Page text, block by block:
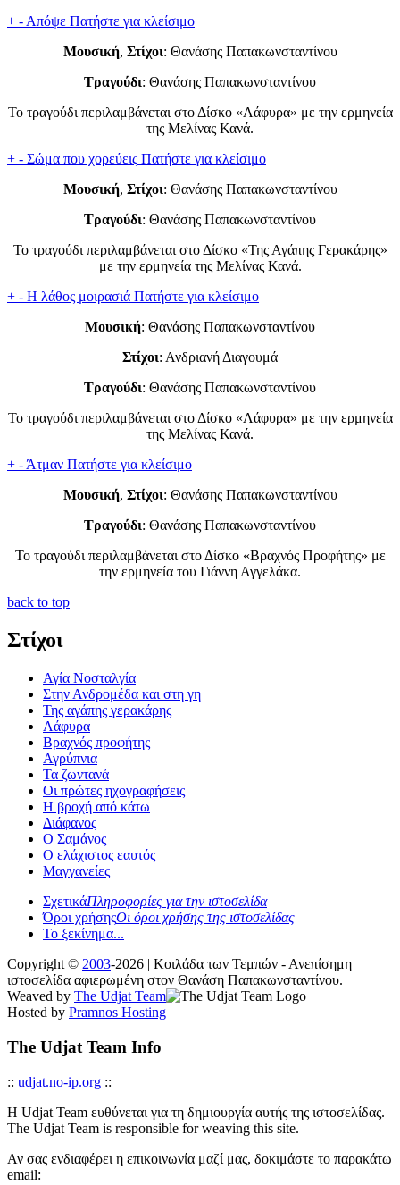
+ - Απόψε Πατήστε για κλείσιμο
Μουσική, Στίχοι: Θανάσης Παπακωνσταντίνου
Τραγούδι: Θανάσης Παπακωνσταντίνου
Το τραγούδι περιλαμβάνεται στο Δίσκο «Λάφυρα» με την ερμηνεία
της Μελίνας Κανά.
+ - Σώμα που χορεύεις Πατήστε για κλείσιμο
Μουσική, Στίχοι: Θανάσης Παπακωνσταντίνου
Τραγούδι: Θανάσης Παπακωνσταντίνου
Το τραγούδι περιλαμβάνεται στο Δίσκο «Της Αγάπης Γερακάρης»
με την ερμηνεία της Μελίνας Κανά.
+ - Η λάθος μοιρασιά Πατήστε για κλείσιμο
Μουσική: Θανάσης Παπακωνσταντίνου
Στίχοι: Ανδριανή Διαγουμά
Τραγούδι: Θανάσης Παπακωνσταντίνου
Το τραγούδι περιλαμβάνεται στο Δίσκο «Λάφυρα» με την ερμηνεία
της Μελίνας Κανά.
+ - Άτμαν Πατήστε για κλείσιμο
Μουσική, Στίχοι: Θανάσης Παπακωνσταντίνου
Τραγούδι: Θανάσης Παπακωνσταντίνου
Το τραγούδι περιλαμβάνεται στο Δίσκο «Βραχνός Προφήτης» με
την ερμηνεία του Γιάννη Αγγελάκα.
back to top
Στίχοι
Αγία Νοσταλγία
Στην Ανδρομέδα και στη γη
Της αγάπης γερακάρης
Λάφυρα
Βραχνός προφήτης
Αγρύπνια
Τα ζωντανά
Οι πρώτες ηχογραφήσεις
Η βροχή από κάτω
Διάφανος
Ο Σαμάνος
Ο ελάχιστος εαυτός
Μαγγανείες
ΣχετικάΠληροφορίες για την ιστοσελίδα
Όροι χρήσηςΟι όροι χρήσης της ιστοσελίδας
Το ξεκίνημα...
Copyright © 2003-2026 | Κοιλάδα των Τεμπών - Ανεπίσημη
ιστοσελίδα αφιερωμένη στον Θανάση Παπακωνσταντίνου.
Weaved by The Udjat Team
Hosted by Pramnos Hosting
The Udjat Team Info
:: udjat.no-ip.org ::
Η Udjat Team ευθύνεται για τη δημιουργία αυτής της ιστοσελίδας.
The Udjat Team is responsible for weaving this site.
Αν σας ενδιαφέρει η επικοινωνία μαζί μας, δοκιμάστε το παρακάτω
email: